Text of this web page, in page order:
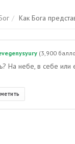
Как Бога
(3,900
На небе, в себе или